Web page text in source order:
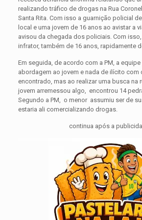
realizando tráfico de drogas na Rua
Santa Rita. Com isso a guarnição policial
local e uma jovem de 16 anos ao avistar a
avisou da chegada dos policiais. Com
infrator, também de 16 anos, rapidamente
Em seguida, de acordo com a PM, a equipe
abordagem ao jovem e nada de ilícito com
encontrado, mas ao realizar uma busca na
jovem arremessou algo, encontrou 14
Segundo a PM, o menor assumiu ser de
estaria ali comercializando drogas.
continua após a